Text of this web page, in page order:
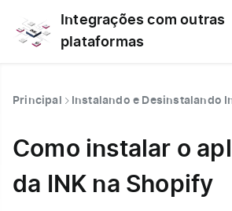
Integrações com outras
plataformas
Principal Instalando e Desinstalando
Como instalar o
da INK na Shopify